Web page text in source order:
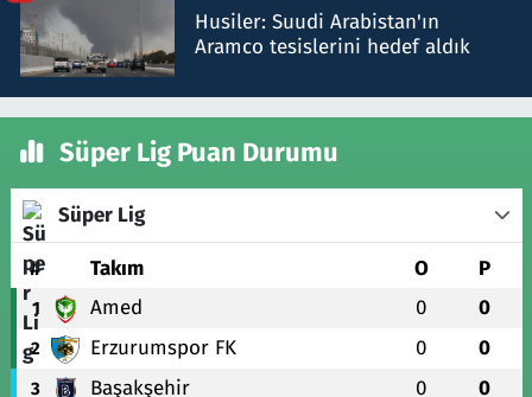
Husiler: Suudi Arabistan'ın
Aramco tesislerini hedef aldık
Süper Lig Puan Durumu
Süper Lig
# Takım O P
1 Amed 0 0
2 Erzurumspor FK 0 0
3 Başakşehir 0 0